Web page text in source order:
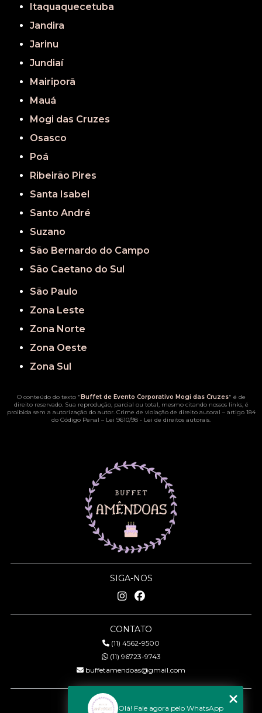
Itaquaquecetuba
Jandira
Jarinu
Jundiaí
Mairiporã
Mauá
Mogi das Cruzes
Osasco
Poá
Ribeirão Pires
Santa Isabel
Santo André
Suzano
São Bernardo do Campo
São Caetano do Sul
São Paulo
Zona Leste
Zona Norte
Zona Oeste
Zona Sul
O conteúdo do texto "Buffet de Evento Corporativo Mogi das Cruzes" é de
direito reservado. Sua reprodução, parcial ou total, mesmo citando nossos links, é
proibida sem a autorização do autor. Crime de violação de direito autoral – artigo 184
do Código Penal – Lei 9610/98 - Lei de direitos autorais.
SIGA-NOS
CONTATO
(11) 4562-9500
(11) 96723-9743
buffetamendoas@gmail.com
MENU
Olá! Fale agora pelo WhatsApp